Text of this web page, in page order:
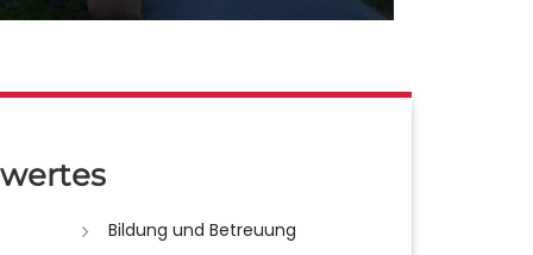
Bildung und Betreuung